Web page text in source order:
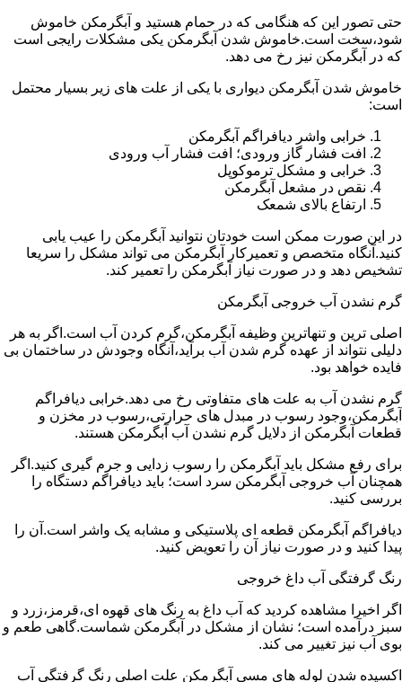
حتی تصور این که هنگامی که در حمام هستید و آبگرمکن خاموش
شود،سخت است.خاموش شدن آبگرمکن یکی مشکلات رایجی است
که در آبگرمکن نیز رخ می دهد.
خاموش شدن آبگرمکن دیواری با یکی از علت های زیر بسیار محتمل
است:
خرابی واشر دیافراگم آبگرمکن
افت فشار گاز ورودی؛ افت فشار آب ورودی
خرابی و مشکل ترموکوپل
نقص در مشعل آبگرمکن
ارتفاع بالای شمعک
در این صورت ممکن است خودتان نتوانید آبگرمکن را عیب یابی
کنید.آنگاه متخصص و تعمیرکار آبگرمکن می تواند مشکل را سریعا
تشخیص دهد و در صورت نیاز آبگرمکن را تعمیر کند.
گرم نشدن آب خروجی آبگرمکن
اصلی ترین و تنهاترین وظیفه آبگرمکن،گرم کردن آب است.اگر به هر
دلیلی نتواند از عهده گرم شدن آب برآید،آنگاه وجودش در ساختمان بی
فایده خواهد بود.
گرم نشدن آب به علت های متفاوتی رخ می دهد.خرابی دیافراگم
آبگرمکن،وجود رسوب در مبدل های حرارتی،رسوب در مخزن و
قطعات آبگرمکن از دلایل گرم نشدن آب آبگرمکن هستند.
برای رفع مشکل باید آبگرمکن را رسوب زدایی و جرم گیری کنید.اگر
همچنان آب خروجی آبگرمکن سرد است؛ باید دیافراگم دستگاه را
بررسی کنید.
دیافراگم آبگرمکن قطعه ای پلاستیکی و مشابه یک واشر است.آن را
پیدا کنید و در صورت نیاز آن را تعویض کنید.
رنگ گرفتگی آب داغ خروجی
اگر اخیرا مشاهده کردید که آب داغ به رنگ های قهوه ای،قرمز،زرد و
سبز درآمده است؛ نشان از مشکل در آبگرمکن شماست.گاهی طعم و
بوی آب نیز تغییر می کند.
اکسیده شدن لوله های مسی آبگرمکن علت اصلی رنگ گرفتگی آب